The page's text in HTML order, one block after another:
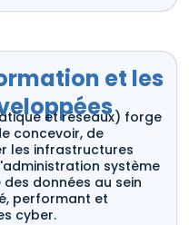
et les
et réseaux) forge
concevoir, de
les infrastructures
système
données au sein
performant et
cyber.